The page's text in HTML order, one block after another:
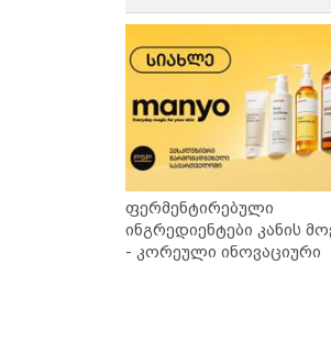
ფერმენტირებული
ინგრედიენტები კანის
- კორეული ინოვაციური